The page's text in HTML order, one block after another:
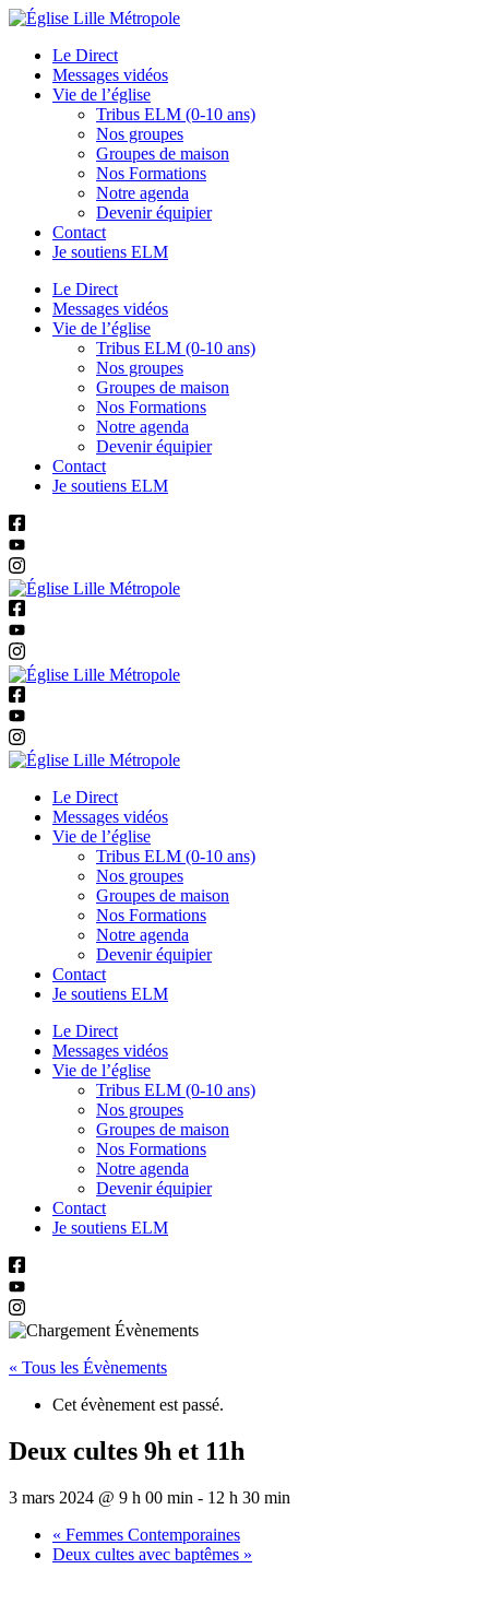
Le Direct
Messages vidéos
Vie de l’église
Tribus ELM (0-10 ans)
Nos groupes
Groupes de maison
Nos Formations
Notre agenda
Devenir équipier
Contact
Je soutiens ELM
Le Direct
Messages vidéos
Vie de l’église
Tribus ELM (0-10 ans)
Nos groupes
Groupes de maison
Nos Formations
Notre agenda
Devenir équipier
Contact
Je soutiens ELM
Le Direct
Messages vidéos
Vie de l’église
Tribus ELM (0-10 ans)
Nos groupes
Groupes de maison
Nos Formations
Notre agenda
Devenir équipier
Contact
Je soutiens ELM
Le Direct
Messages vidéos
Vie de l’église
Tribus ELM (0-10 ans)
Nos groupes
Groupes de maison
Nos Formations
Notre agenda
Devenir équipier
Contact
Je soutiens ELM
« Tous les Évènements
Cet évènement est passé.
Deux cultes 9h et 11h
3 mars 2024 @ 9 h 00 min - 12 h 30 min
« Femmes Contemporaines
Deux cultes avec baptêmes »